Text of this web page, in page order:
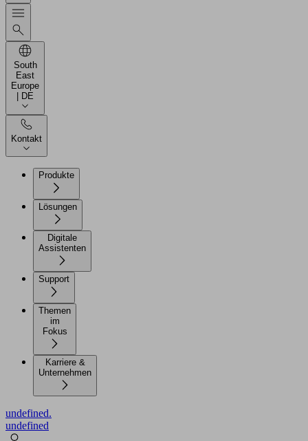
South
East
Europe
| DE
Kontakt
Produkte
Lösungen
Digitale
Assistenten
Support
Themen
im
Karriere &
Unternehmen
undefined.
undefined